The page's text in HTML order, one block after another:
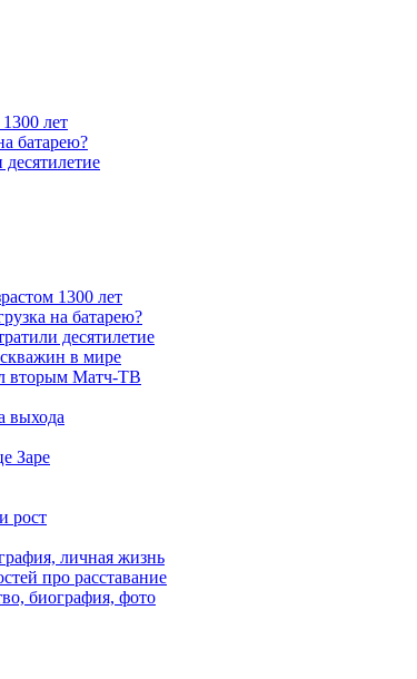
лет
батарею?
1300 лет
на батарею?
десятилетие
в мире
вторым Матч-ТВ
выхода
Заре
рост
личная жизнь
про расставание
биография, фото